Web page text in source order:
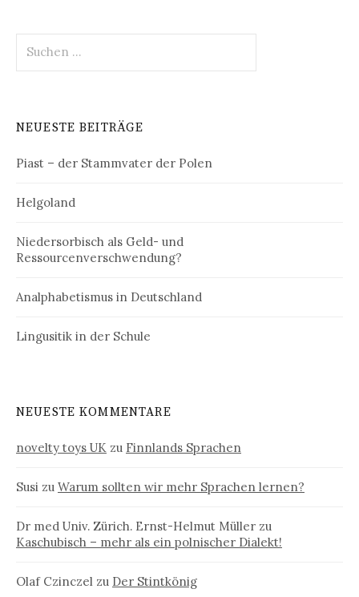
nach:
NEUESTE BEITRÄGE
Piast – der Stammvater der Polen
Helgoland
Niedersorbisch als Geld- und
Ressourcenverschwendung?
Analphabetismus in Deutschland
Lingusitik in der Schule
NEUESTE KOMMENTARE
novelty toys UK zu Finnlands Sprachen
Susi zu Warum sollten wir mehr Sprachen lernen?
Dr med Univ. Zürich. Ernst-Helmut Müller zu
Kaschubisch – mehr als ein polnischer Dialekt!
Olaf Czinczel zu Der Stintkönig